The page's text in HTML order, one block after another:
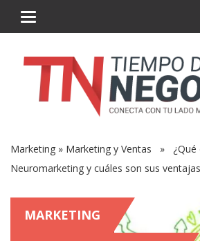
Marketing » Marketing y Ventas » ¿Qué
Neuromarketing y cuáles son sus
MARKETING